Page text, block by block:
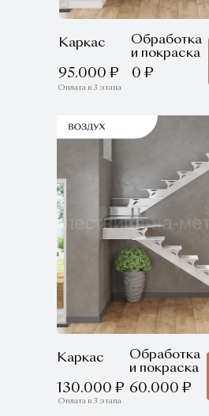
Каркас
130.000 ₽
Обработка
и покраска
60.000 ₽
Каркас
95.000 ₽
Обработка
и покраска
0 ₽
Оплата в 3 этапа
Оплата в 3 этапа